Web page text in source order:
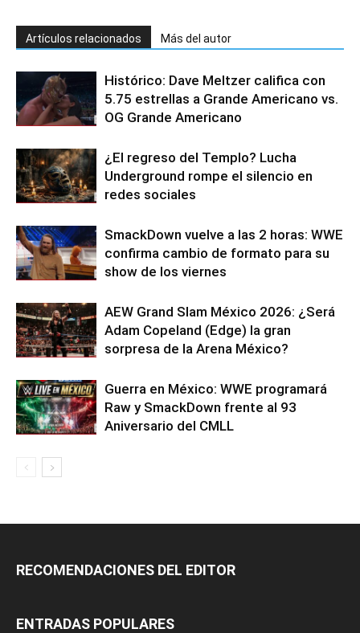
Artículos relacionados Más del autor
Histórico: Dave Meltzer califica con
5.75 estrellas a Grande Americano vs.
OG Grande Americano
¿El regreso del Templo? Lucha
Underground rompe el silencio en
redes sociales
SmackDown vuelve a las 2 horas: WWE
confirma cambio de formato para su
show de los viernes
AEW Grand Slam México 2026: ¿Será
Adam Copeland (Edge) la gran
sorpresa de la Arena México?
Guerra en México: WWE programará
Raw y SmackDown frente al 93
Aniversario del CMLL
RECOMENDACIONES DEL EDITOR
ENTRADAS POPULARES